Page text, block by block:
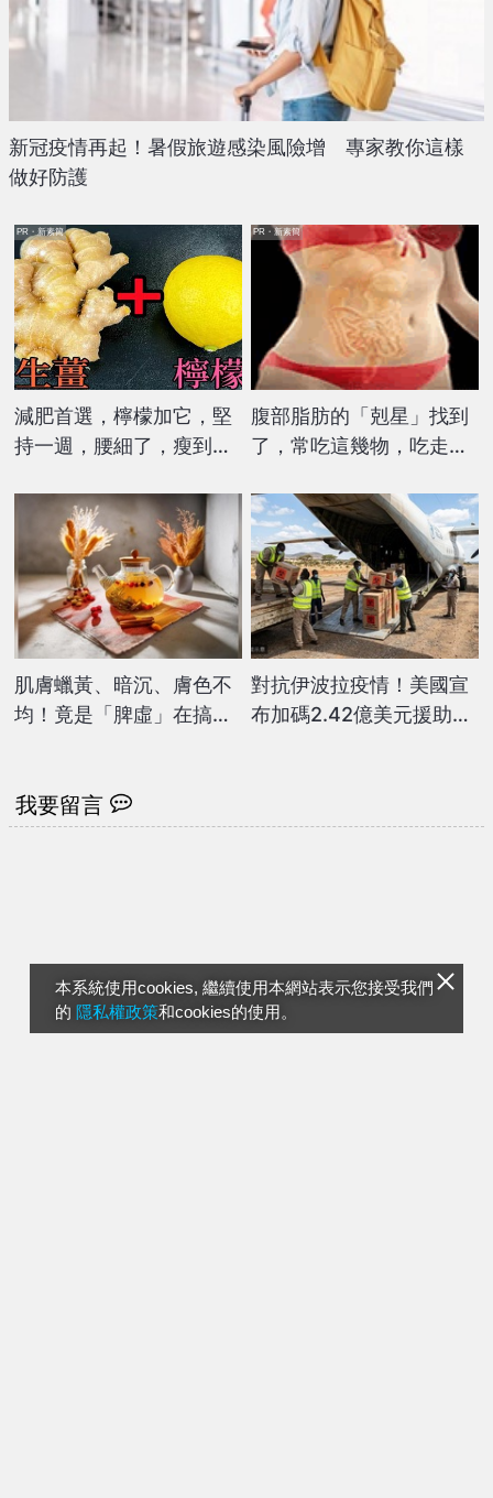
本系統使用cookies, 繼續使用本網站表示您接受我們
的 隱私權政策和cookies的使用。
新冠疫情再起！暑假旅遊感染風險增 專家教你這樣
做好防護
減肥首選，檸檬加它，堅
持一週，腰細了，瘦到你
PR・新素簡
腹部脂肪的「剋星」找到
了，常吃這幾物，吃走大
PR・新素簡
肌膚蠟黃、暗沉、膚色不
均！竟是「脾虛」在搞
對抗伊波拉疫情！美國宣
布加碼2.42億美元援助剛
我要留言